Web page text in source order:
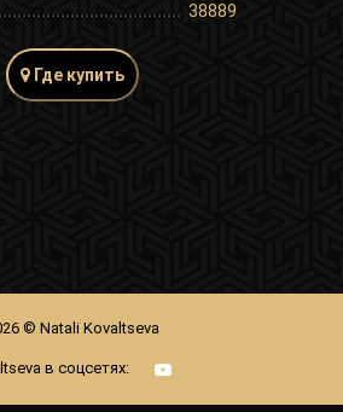
38889
Где купить
© Natali Kovaltseva
в соцсетях: